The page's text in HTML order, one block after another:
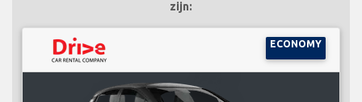
zijn:
ECONOMY